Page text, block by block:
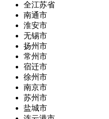
全江苏省
南通市
淮安市
无锡市
扬州市
常州市
宿迁市
徐州市
南京市
苏州市
盐城市